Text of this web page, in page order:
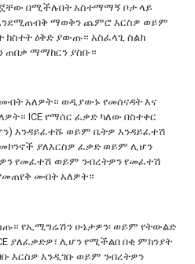
በሚችሉበት አስተማማኝ ቦታ ላይ
ማወቅን ጨምሮ እርስዎ ወይም
ክስተት ዕቅድ ያውጡ። አስፈላጊ ስልክ
ጠበቃ ማማከርን ያስቡ።
አለዎት። ወዲያውኑ የመሰናዳት እና
ICE የማሰር ፈቃድ ካለው በስተቀር
እንዳይፈተሹ ወይም ቤትዎ እንዳይፈተሽ
ያለእርስዎ ፈቃድ ወይም ሊሆን
የመፈተሽ ወይም ንብረትዎን የመፈተሽ
መብት አለዎት።
የኢሚግሬሽን ሁኔታዎን፡ ወይም የትውልድ
ያለፈቃድዎ፣ ሊሆን የሚችልበ በቂ ምክንያት
እርስዎ እንዲገቡ ወይም ንብረትዎን